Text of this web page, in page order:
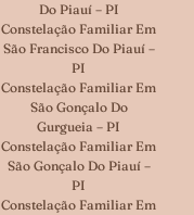
Do Piauí – PI
Constelação Familiar Em
São Francisco Do Piauí –
PI
Constelação Familiar Em
São Gonçalo Do
Gurgueia – PI
Constelação Familiar Em
São Gonçalo Do Piauí –
PI
Constelação Familiar Em